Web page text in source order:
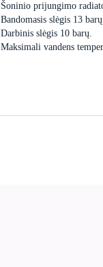
Šoninio prijungimo
Bandomasis slėgis 13
Darbinis slėgis 10 barų.
Maksimali vandens